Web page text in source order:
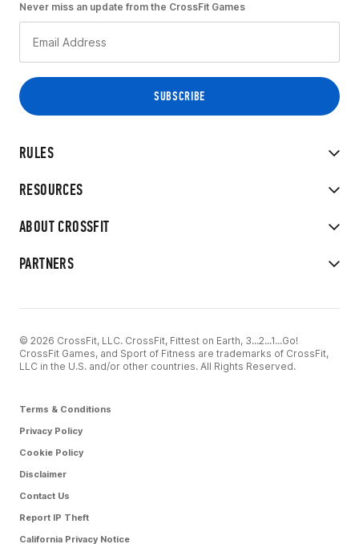
RULES
RESOURCES
ABOUT CROSSFIT
PARTNERS
Never miss an update from the CrossFit Games
© 2026 CrossFit, LLC. CrossFit, Fittest on Earth, 3...2...1...Go!
CrossFit Games, and Sport of Fitness are trademarks of CrossFit,
LLC in the U.S. and/or other countries. All Rights Reserved.
Terms & Conditions
Privacy Policy
Cookie Policy
Disclaimer
Contact Us
Report IP Theft
California Privacy Notice